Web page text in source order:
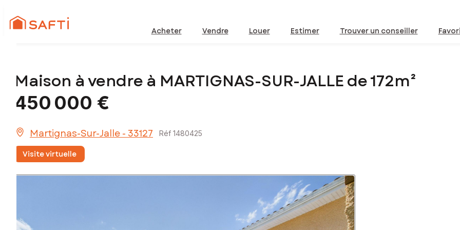
Acheter Vendre Louer Estimer Trouver un conseiller
Maison à vendre à MARTIGNAS-SUR-JALLE de 172m²
450 000 €
Martignas-Sur-Jalle - 33127 Réf 1480425
Visite virtuelle